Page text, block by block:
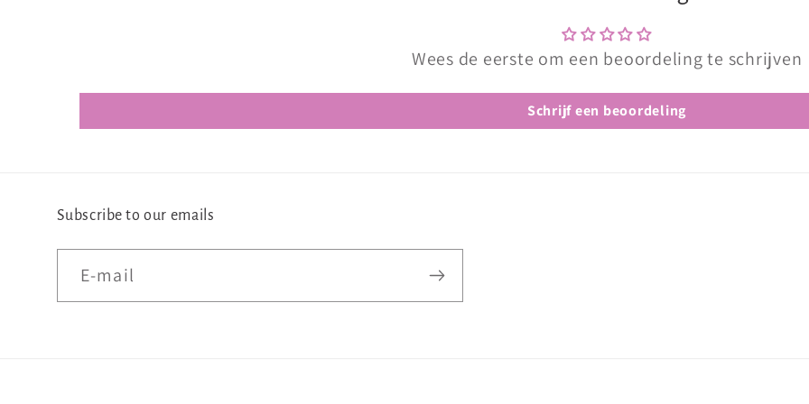
Wees de eerste om een beoordeling te schrijven
Schrijf een beoordeling
Subscribe to our emails
E‑mail